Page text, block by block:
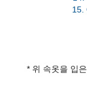
* 위 속옷을 입